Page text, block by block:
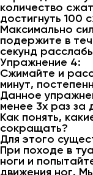
количество
достигнуть 100
Максимально
подержите в
секунд
Упражнение 4:
Сжимайте и
минут,
Данное
менее 3х раз за
Как понять,
сокращать?
Для этого
При походе в
ноги и
движения ног.